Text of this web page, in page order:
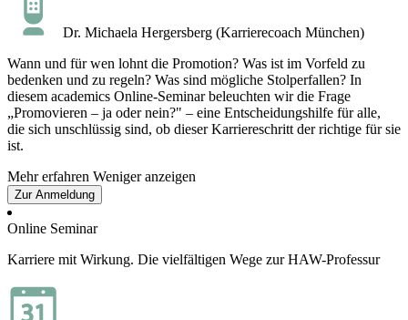
Dr. Michaela Hergersberg (Karrierecoach München)
Wann und für wen lohnt die Promotion? Was ist im Vorfeld zu
bedenken und zu regeln? Was sind mögliche Stolperfallen? In
diesem academics Online-Seminar beleuchten wir die Frage
„Promovieren – ja oder nein?" – eine Entscheidungshilfe für alle,
die sich unschlüssig sind, ob dieser Karriereschritt der richtige für sie
ist.
Mehr erfahren Weniger anzeigen
Zur Anmeldung
Online Seminar
Karriere mit Wirkung. Die vielfältigen Wege zur HAW-Professur